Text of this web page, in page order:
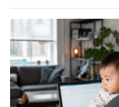
van What’s Happening
jaarlijkse trendrapport van
advies over…